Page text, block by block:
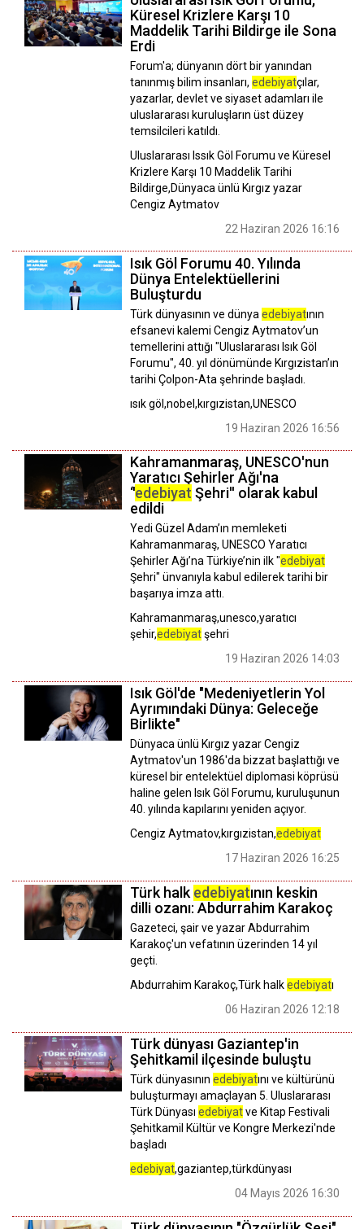
Küresel Krizlere Karşı 10
Maddelik Tarihi Bildirge ile Sona
Erdi
Forum'a; dünyanın dört bir yanından
tanınmış bilim insanları, edebiyatçılar,
yazarlar, devlet ve siyaset adamları ile
uluslararası kuruluşların üst düzey
temsilcileri katıldı.
Uluslararası Issık Göl Forumu ve Küresel
Krizlere Karşı 10 Maddelik Tarihi
Bildirge,Dünyaca ünlü Kırgız yazar
Cengiz Aytmatov
22 Haziran 2026 16:16
Isık Göl Forumu 40. Yılında
Dünya Entelektüellerini
Buluşturdu
Türk dünyasının ve dünya edebiyatının
efsanevi kalemi Cengiz Aytmatov’un
temellerini attığı "Uluslararası Isık Göl
Forumu", 40. yıl dönümünde Kırgızistan’ın
tarihi Çolpon-Ata şehrinde başladı.
ısık göl,nobel,kırgızistan,UNESCO
19 Haziran 2026 16:56
Kahramanmaraş, UNESCO'nun
Yaratıcı Şehirler Ağı'na
‘'edebiyat Şehri'' olarak kabul
edildi
Yedi Güzel Adam’ın memleketi
Kahramanmaraş, UNESCO Yaratıcı
Şehirler Ağı’na Türkiye’nin ilk "edebiyat
Şehri" ünvanıyla kabul edilerek tarihi bir
başarıya imza attı.
Kahramanmaraş,unesco,yaratıcı
şehir,edebiyatşehri
19 Haziran 2026 14:03
Isık Göl'de "Medeniyetlerin Yol
Ayrımındaki Dünya: Geleceğe
Birlikte"
Dünyaca ünlü Kırgız yazar Cengiz
Aytmatov'un 1986'da bizzat başlattığı ve
küresel bir entelektüel diplomasi köprüsü
haline gelen Isık Göl Forumu, kuruluşunun
40. yılında kapılarını yeniden açıyor.
Cengiz Aytmatov,kırgızistan,edebiyat
17 Haziran 2026 16:25
Türk halkedebiyatının keskin
dilli ozanı: Abdurrahim Karakoç
Gazeteci, şair ve yazar Abdurrahim
Karakoç'un vefatının üzerinden 14 yıl
geçti.
Abdurrahim Karakoç,Türk halkedebiyatı
06 Haziran 2026 12:18
Türk dünyası Gaziantep'in
Şehitkamil ilçesinde buluştu
Türk dünyasının edebiyatını ve kültürünü
buluşturmayı amaçlayan 5. Uluslararası
Türk Dünyası edebiyatve Kitap Festivali
Şehitkamil Kültür ve Kongre Merkezi'nde
başladı
edebiyat,gaziantep,türkdünyası
04 Mayıs 2026 16:30